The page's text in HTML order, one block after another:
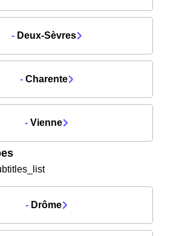
-Deux-Sèvres
-Charente
- Vienne
- Drôme